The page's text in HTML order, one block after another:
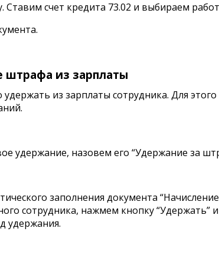
Ставим счет кредита 73.02 и выбираем
из зарплаты
из зарплаты сотрудника. Для
удержание, назовем его “Удержание за
заполнения документа
сотрудника, нажмем кнопку “Удержать”
удержания.